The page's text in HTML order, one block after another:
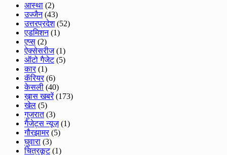
आस्था (2)
उज्जैन(43)
उत्तरप्रदेश(52)
एडमिशन(1)
एप्स (2)
ऐक्सेसरीज(1)
ऑटो गैजेट(5)
कार(1)
कॅरियर(6)
केसली (40)
ख़ास खबरें(173)
खेल (5)
गुजरात(3)
गैजेट्स न्यूज़(1)
गौरझामर(5)
घुवारा (3)
चित्रकूट(1)